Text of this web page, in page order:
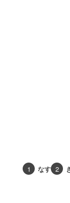
1 なす 2